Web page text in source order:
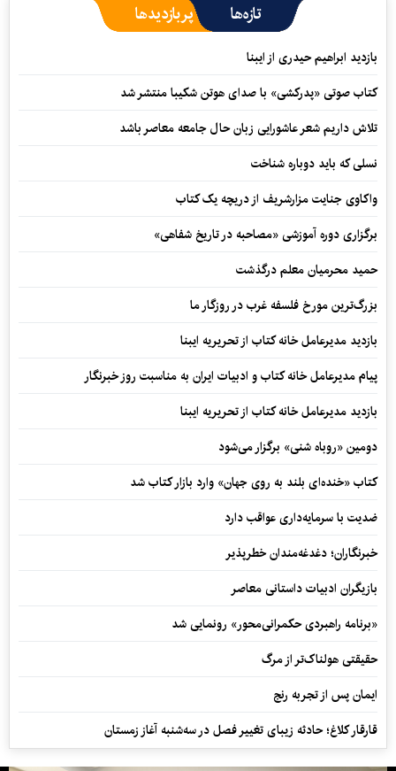
تازه‌ها پربازدیدها
بازدید ابراهیم حیدری از ایبنا
کتاب صوتی «پدرکشی» با صدای هوتن شکیبا منتشر شد
تلاش داریم شعر عاشورایی زبان حال جامعه معاصر باشد
نسلی که باید دوباره شناخت
واکاوی جنایت مزارشریف از دریچه یک کتاب
برگزاری دوره آموزشی «مصاحبه در تاریخ شفاهی»
حمید محرمیان معلم درگذشت
بزرگ‌ترین مورخ فلسفه غرب در روزگار ما
بازدید مدیرعامل خانه کتاب از تحریریه ایبنا
پیام مدیرعامل خانه کتاب و ادبیات ایران به مناسبت روز خبرنگار
بازدید مدیرعامل خانه کتاب از تحریریه ایبنا
دومین «روباه شنی» برگزار می‌شود
کتاب «خنده‌ای بلند به روی جهان» وارد بازار کتاب شد
ضدیت با سرمایه‌داری عواقب دارد
خبرنگاران؛ دغدغه‌مندان خطرپذیر
بازیگران ادبیات داستانی معاصر
«برنامه راهبردی حکمرانی‌محور» رونمایی شد
حقیقتی هولناک‌تر از مرگ
ایمان پس از تجربه رنج
قارقار کلاغ؛ حادثه زیبای تغییر فصل در سه‌شنبه آغاز زمستان